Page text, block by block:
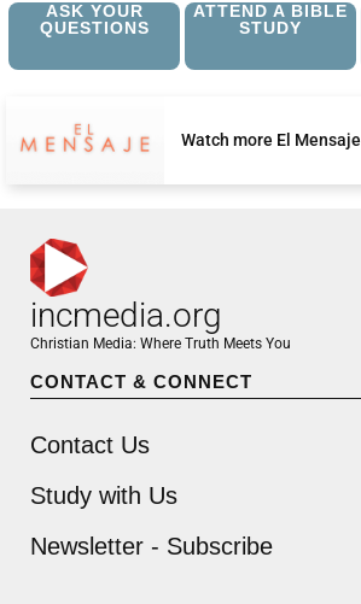
ASK YOUR
QUESTIONS
ATTEND A BIBLE
STUDY
Watch more El Mensaje
incmedia.org
Christian Media: Where Truth Meets You
CONTACT & CONNECT
Contact Us
Study with Us
Newsletter - Subscribe